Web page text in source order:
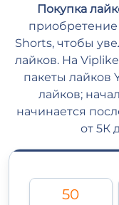
Покупка
приобретение
Shorts, чтобы
лайков. На
пакеты лайков
лайков;
начинается
от 5К
50